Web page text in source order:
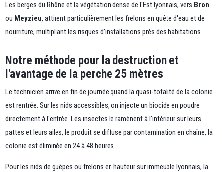
Les berges du Rhône et la végétation dense de l'Est lyonnais, vers Bron
ou Meyzieu, attirent particulièrement les frelons en quête d'eau et de
nourriture, multipliant les risques d'installations près des habitations.
Notre méthode pour la destruction et
l'avantage de la perche 25 mètres
Le technicien arrive en fin de journée quand la quasi-totalité de la colonie
est rentrée. Sur les nids accessibles, on injecte un biocide en poudre
directement à l'entrée. Les insectes le ramènent à l'intérieur sur leurs
pattes et leurs ailes, le produit se diffuse par contamination en chaîne, la
colonie est éliminée en 24 à 48 heures.
Pour les nids de guêpes ou frelons en hauteur sur immeuble lyonnais, la